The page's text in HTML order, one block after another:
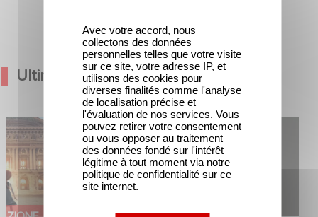
Ultime Notizie
annunciano il
Gaumont USA Acquires OPUS, an
Investigation into the Fall of Banco
Popular
Avec votre accord, nous
collectons des données
personnelles telles que votre visite
sur ce site, votre adresse IP, et
utilisons des cookies pour
diverses finalités comme l'analyse
de localisation précise et
l'évaluation de nos services. Vous
pouvez retirer votre consentement
ou vous opposer au traitement
des données fondé sur l'intérêt
légitime à tout moment via notre
politique de confidentialité sur ce
site internet.